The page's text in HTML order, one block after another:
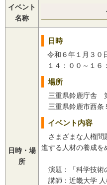
イベント
名称
日時・場
所
日時
令和６年１月３０
１４：００～１６
場所
三重県鈴鹿庁舎
三重県鈴鹿市西条
イベント内容
さまざまな人権問
進する人材の養成を
演題：「科学技術
講師：近畿大学 人